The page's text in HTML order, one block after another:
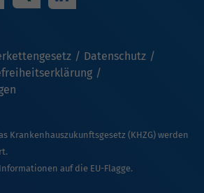
Datenschutz
Krankenhauszukunftsgesetz (KHZG) werden
auf die EU-Flagge.